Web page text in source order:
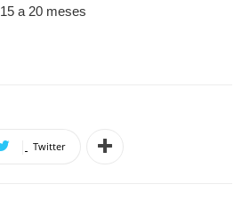
15 a 20 meses
Twitter